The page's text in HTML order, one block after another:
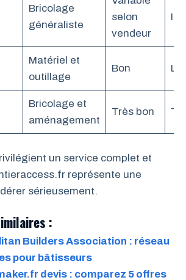
Bricolage
généraliste
selon
vendeur
Matériel et
outillage
Bon
Bricolage et
aménagement
Très bon
un service complet et
représente une
sérieusement.
:
Builders Association : réseau
pour bâtisseurs
devis : comparez 5 offres